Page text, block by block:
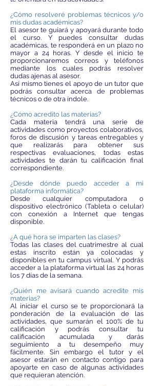
¿Cómo resolveré problemas técnicos y/o
mis dudas académicas?
El asesor te guiará y apoyará durante todo
el curso. Y puedes consultar dudas
académicas, te responderá en un plazo no
mayor a 24 horas. Y desde el inicio te
proporcionaremos correos y teléfonos
mediante los cuales podrás resolver
dudas ajenas al asesor.
Así mismo tienes el apoyo de un tutor que
podrás consultar acerca de problemas
técnicos o de otra índole.
¿Cómo acredito las materias?
Cada materia tendrá una serie de
actividades como proyectos colaborativos,
foros de discusión y tareas entregables y
que realizarás para obtener sus
respectivas evaluaciones, todas estas
actividades te darán tu calificación final
correspondiente.
¿Desde dónde puedo acceder a mi
plataforma informática?
Desde cualquier computadora o
dispositivo electrónico (Tableta o celular)
con conexión a Internet que tengas
disponible.
¿A qué hora se imparten las clases?
Todas las clases del cuatrimestre al cual
estas inscrito están ya colocadas y
disponibles en tu campus virtual. Y podrás
acceder a la plataforma virtual las 24 horas
los 7 días de la semana.
¿Quién me avisará cuando acredite mis
materias?
Al iniciar el curso se te proporcionará la
ponderación de la evaluación de las
actividades, que sumarán el 100% de tu
calificación y podrás consultar tu
calificación acumulada y darás
seguimiento a tu desempeño muy
fácilmente. Sin embargo el tutor y el
asesor estarán en contacto contigo para
apoyarte en caso de algunas actividades
que requieran atención.